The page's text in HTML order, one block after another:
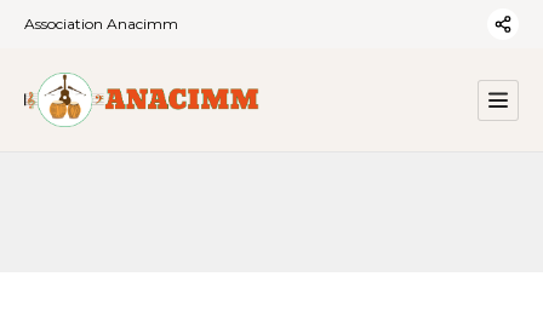
Association Anacimm